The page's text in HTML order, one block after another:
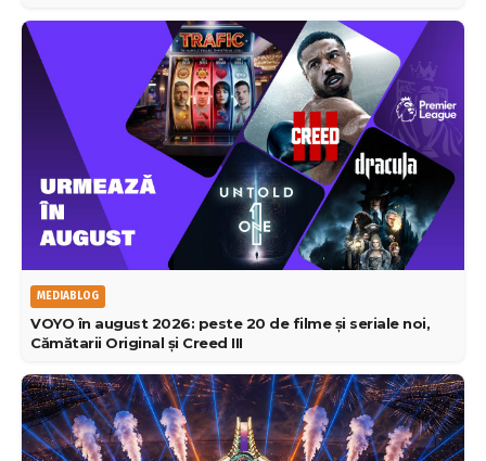
MEDIABLOG
VOYO în august 2026: peste 20 de filme și seriale noi,
Cămătarii Original și Creed III